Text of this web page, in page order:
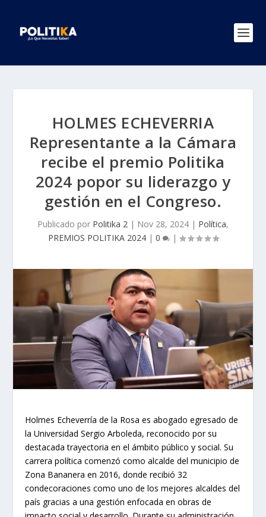
HOLMES ECHEVERRIA
Representante a la Cámara
recibe el premio Politika
2024 popor su liderazgo y
gestión en el Congreso.
Publicado por Politika 2 | Nov 28, 2024 | Política,
PREMIOS POLITIKA 2024| 0 |
Holmes Echeverría de la Rosa es abogado egresado de
la Universidad Sergio Arboleda, reconocido por su
destacada trayectoria en el ámbito público y social. Su
carrera política comenzó como alcalde del municipio de
Zona Bananera en 2016, donde recibió 32
condecoraciones como uno de los mejores alcaldes del
país gracias a una gestión enfocada en obras de